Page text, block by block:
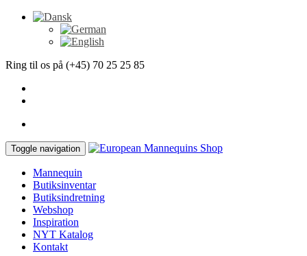
Ring til os på (+45) 70 25 25 85
Toggle navigation
Mannequin
Butiksinventar
Butiksindretning
Webshop
Inspiration
NYT Katalog
Kontakt